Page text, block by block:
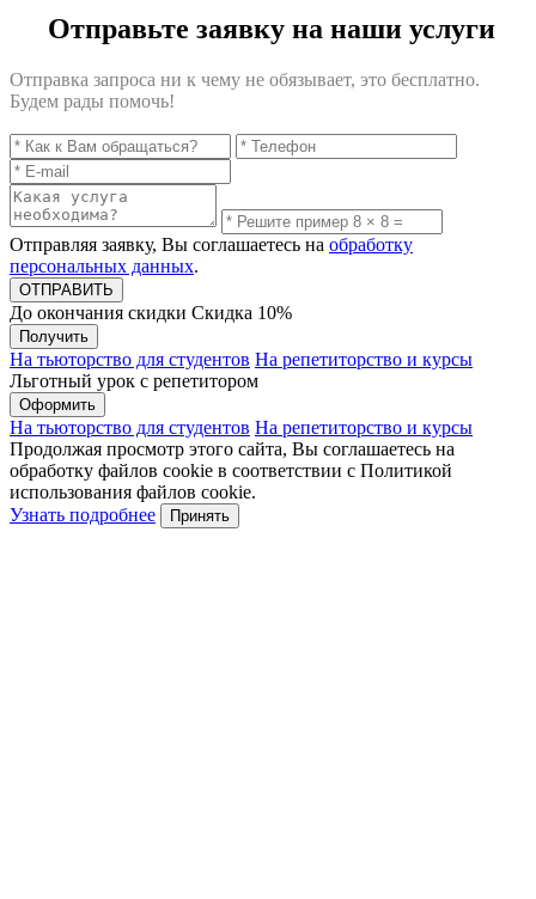
Отправьте заявку на наши услуги
Отправка запроса ни к чему не обязывает, это бесплатно.
Будем рады помочь!
Отправляя заявку, Вы соглашаетесь на обработку
персональных данных.
До окончания скидки Скидка 10%
Получить
На тьюторство для студентов На репетиторство и курсы
Льготный урок с репетитором
Оформить
На тьюторство для студентов На репетиторство и курсы
Продолжая просмотр этого сайта, Вы соглашаетесь на
обработку файлов cookie в соответствии с Политикой
использования файлов cookie.
Узнать подробнее
Принять